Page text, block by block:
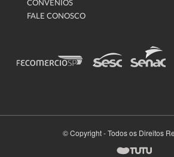
CONVÊNIOS
FALE CONOSCO
© Copyright - Todos os Direitos